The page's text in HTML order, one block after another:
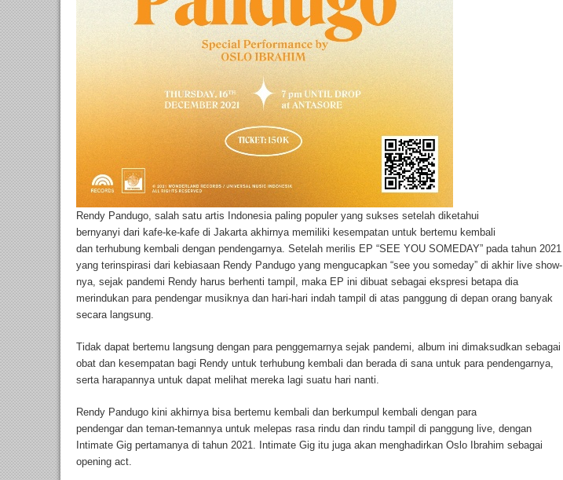
Rendy Pandugo, salah satu artis Indonesia paling populer yang sukses setelah diketahui
bernyanyi dari kafe-ke-kafe di Jakarta akhirnya memiliki kesempatan untuk bertemu kembali
dan terhubung kembali dengan pendengarnya. Setelah merilis EP “SEE YOU SOMEDAY” pada tahun 2021
yang terinspirasi dari kebiasaan Rendy Pandugo yang mengucapkan “see you someday” di akhir live show-
nya, sejak pandemi Rendy harus berhenti tampil, maka EP ini dibuat sebagai ekspresi betapa dia
merindukan para pendengar musiknya dan hari-hari indah tampil di atas panggung di depan orang banyak
secara langsung.
Tidak dapat bertemu langsung dengan para penggemarnya sejak pandemi, album ini dimaksudkan sebagai
obat dan kesempatan bagi Rendy untuk terhubung kembali dan berada di sana untuk para pendengarnya,
serta harapannya untuk dapat melihat mereka lagi suatu hari nanti.
Rendy Pandugo kini akhirnya bisa bertemu kembali dan berkumpul kembali dengan para
pendengar dan teman-temannya untuk melepas rasa rindu dan rindu tampil di panggung live, dengan
Intimate Gig pertamanya di tahun 2021. Intimate Gig itu juga akan menghadirkan Oslo Ibrahim sebagai
opening act.